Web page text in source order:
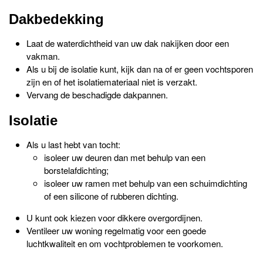
Dakbedekking
Laat de waterdichtheid van uw dak nakijken door een
vakman.
Als u bij de isolatie kunt, kijk dan na of er geen vochtsporen
zijn en of het isolatiemateriaal niet is verzakt.
Vervang de beschadigde dakpannen.
Isolatie
Als u last hebt van tocht:
isoleer uw deuren dan met behulp van een
borstelafdichting;
isoleer uw ramen met behulp van een schuimdichting
of een silicone of rubberen dichting.
U kunt ook kiezen voor dikkere overgordijnen.
Ventileer uw woning regelmatig voor een goede
luchtkwaliteit en om vochtproblemen te voorkomen.